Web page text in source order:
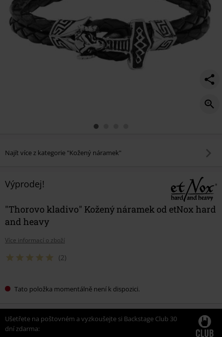
Najít více z kategorie "Kožený náramek"
Výprodej!
"Thorovo kladivo" Kožený náramek od etNox hard
and heavy
Více informací o zboží
(2)
Tato položka momentálně není k dispozici.
Ušetřete na poštovném a vyzkoušejte si Backstage Club 30
dní zdarma: